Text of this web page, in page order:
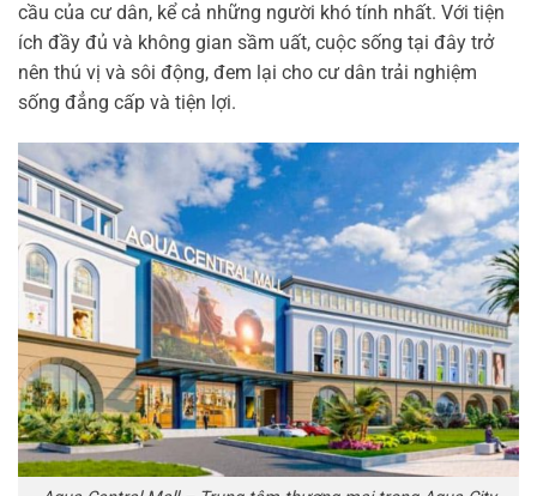
cầu của cư dân, kể cả những người khó tính nhất. Với tiện
ích đầy đủ và không gian sầm uất, cuộc sống tại đây trở
nên thú vị và sôi động, đem lại cho cư dân trải nghiệm
sống đẳng cấp và tiện lợi.